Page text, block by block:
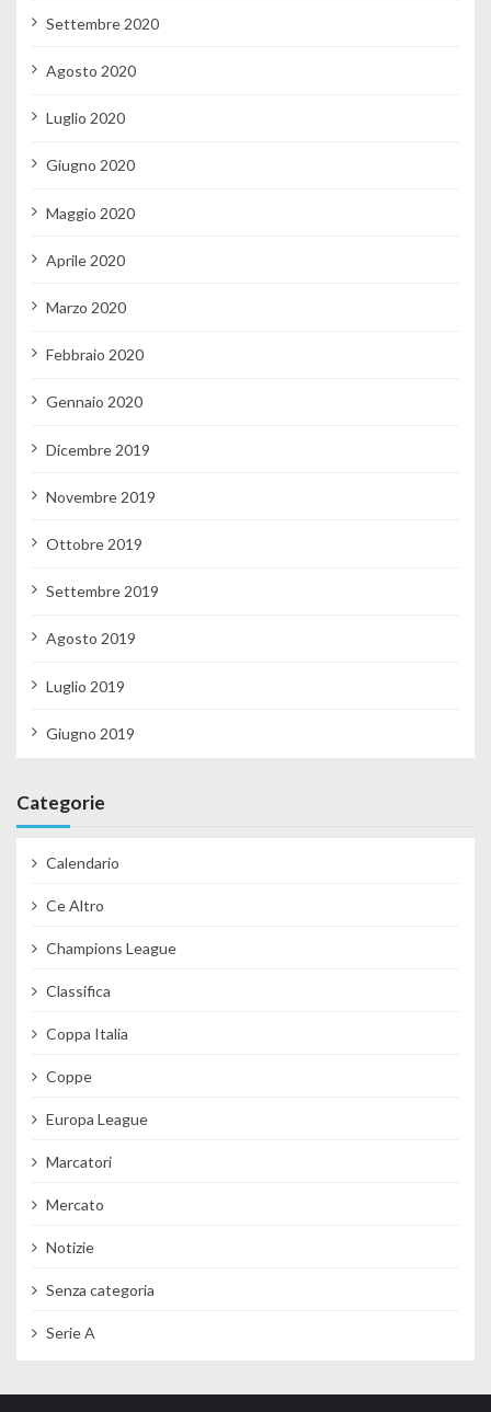
Settembre 2020
Agosto 2020
Luglio 2020
Giugno 2020
Maggio 2020
Aprile 2020
Marzo 2020
Febbraio 2020
Gennaio 2020
Dicembre 2019
Novembre 2019
Ottobre 2019
Settembre 2019
Agosto 2019
Luglio 2019
Giugno 2019
Categorie
Calendario
Ce Altro
Champions League
Classifica
Coppa Italia
Coppe
Europa League
Marcatori
Mercato
Notizie
Senza categoria
Serie A